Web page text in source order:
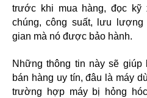
trước khi mua hàng, đọc kỹ
chúng, công suất, lưu
gian mà nó được bảo hành.
Những thông tin này sẽ
bán hàng uy tín, đâu là máy
trường hợp máy bị hỏng